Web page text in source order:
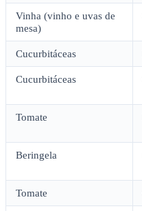
Competições de Futebol
Brasileirão Série A
Brasileirão Série B
Paulistão
Copa do Brasil
Libertadores
Copa América
Champions League
La Liga
Bundesliga
Times - Ir direto
Vinha (vinho e uvas de
mesa)
Cucurbitáceas
Cucurbitáceas
Tomate
Beringela
Tomate